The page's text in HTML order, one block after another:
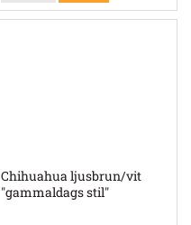
Chihuahua ljusbrun/vit
"gammaldags stil"